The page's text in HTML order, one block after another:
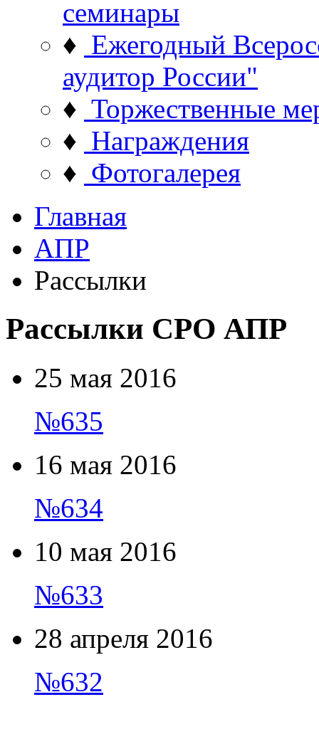
семинары
♦ Ежегодный
аудитор России"
♦ Торжественные
♦ Награждения
♦ Фотогалерея
Главная
АПР
Рассылки
Рассылки СРО АПР
25 мая 2016
№635
16 мая 2016
№634
10 мая 2016
№633
28 апреля 2016
№632